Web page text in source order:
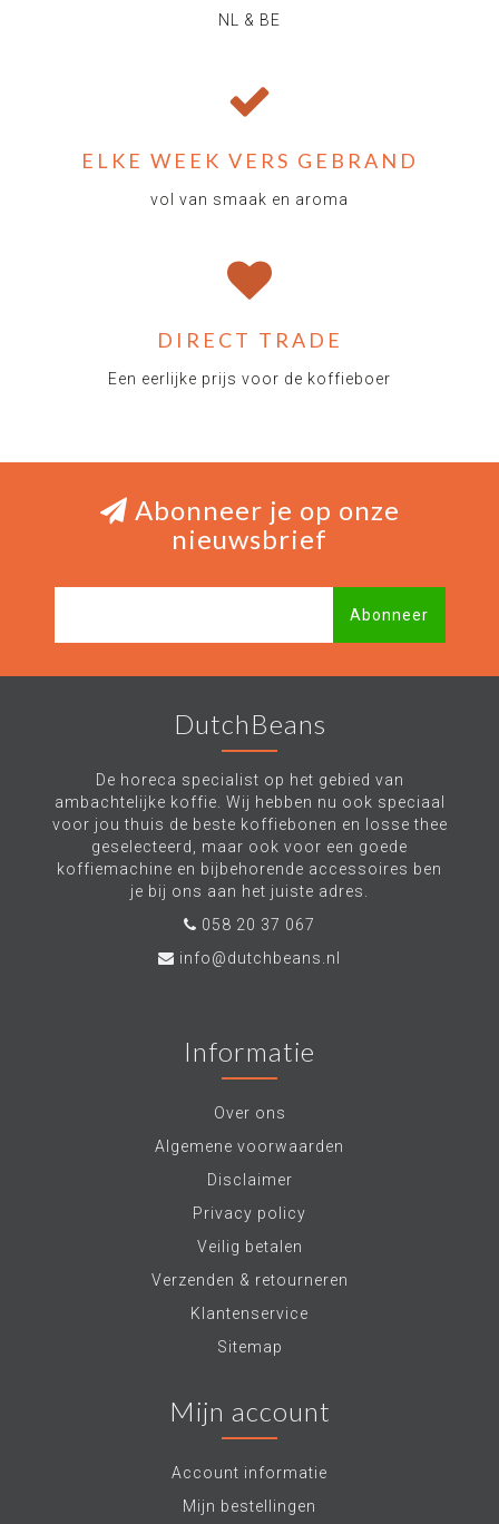
NL & BE
ELKE WEEK VERS GEBRAND
vol van smaak en aroma
DIRECT TRADE
Een eerlijke prijs voor de koffieboer
Abonneer je op onze
nieuwsbrief
Abonneer
DutchBeans
De horeca specialist op het gebied van
ambachtelijke koffie. Wij hebben nu ook speciaal
voor jou thuis de beste koffiebonen en losse thee
geselecteerd, maar ook voor een goede
koffiemachine en bijbehorende accessoires ben
je bij ons aan het juiste adres.
058 20 37 067
info@dutchbeans.nl
Informatie
Over ons
Algemene voorwaarden
Disclaimer
Privacy policy
Veilig betalen
Verzenden & retourneren
Klantenservice
Sitemap
Mijn account
Account informatie
Mijn bestellingen